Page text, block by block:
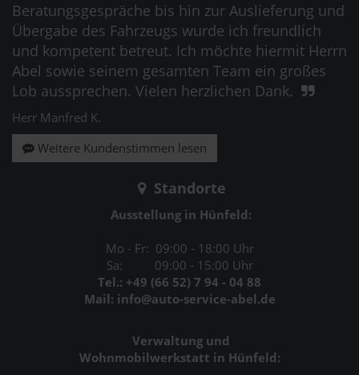
Beratungsgespräche bis hin zur Auslieferung und
Übergabe des Fahrzeugs wurde ich freundlich
und kompetent betreut. Ich möchte hiermit Herrn
Abel sowie seinem gesamten Team ein großes
Lob aussprechen. Vielen herzlichen Dank.
Herr Manfred K.
Weitere Kundenstimmen lesen
Standorte
Ausstellung in Hünfeld:
Mo - Fr: 09:00 - 18:00 Uhr
Sa: 09:00 - 15:00 Uhr
Tel.: +49 (66 52) 7 94 - 04 88
Mail: info@auto-service-abel.de
Verwaltung und
Wohnmobilwerkstatt in Hünfeld: